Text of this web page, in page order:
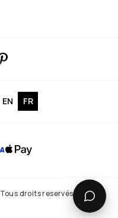
EN FR
droits reservés